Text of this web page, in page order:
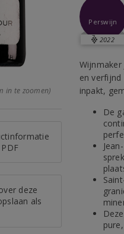
in te zoomen)
deze
als
Perswijn
2022
en
inpakt,
De